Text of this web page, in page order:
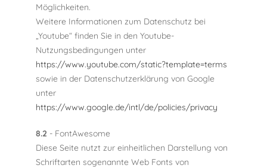
Möglichkeiten.
Weitere Informationen zum Datenschutz bei
„Youtube“ finden Sie in den Youtube-
Nutzungsbedingungen unter
https://www.youtube.com/static?template=terms
sowie in der Datenschutzerklärung von Google
unter
https://www.google.de/intl/de/policies/privacy
8.2 - FontAwesome
Diese Seite nutzt zur einheitlichen Darstellung von
Schriftarten sogenannte Web Fonts von